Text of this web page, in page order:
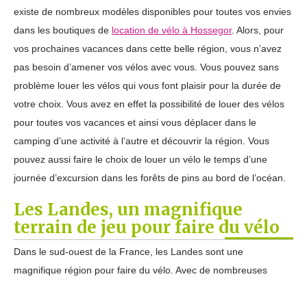
existe de nombreux modèles disponibles pour toutes vos envies
dans les boutiques de location de vélo à Hossegor. Alors, pour
vos prochaines vacances dans cette belle région, vous n’avez
pas besoin d’amener vos vélos avec vous. Vous pouvez sans
problème louer les vélos qui vous font plaisir pour la durée de
votre choix. Vous avez en effet la possibilité de louer des vélos
pour toutes vos vacances et ainsi vous déplacer dans le
camping d’une activité à l’autre et découvrir la région. Vous
pouvez aussi faire le choix de louer un vélo le temps d’une
journée d’excursion dans les forêts de pins au bord de l’océan.
Les Landes, un magnifique
terrain de jeu pour faire du vélo
Dans le sud-ouest de la France, les Landes sont une
magnifique région pour faire du vélo. Avec de nombreuses